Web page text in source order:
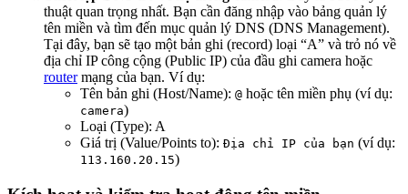
thuật quan trọng nhất. Bạn cần đăng nhập vào bảng quản lý
tên miền và tìm đến mục quản lý DNS (DNS Management).
Tại đây, bạn sẽ tạo một bản ghi (record) loại “A” và trỏ nó về
địa chỉ IP công cộng (Public IP) của đầu ghi camera hoặc
routermạng của bạn. Ví dụ:
Tên bản ghi (Host/Name): @ hoặc tên miền phụ (ví dụ:
camera)
Loại (Type): A
Giá trị (Value/Points to): Địa chỉ IP của bạn (ví dụ:
113.160.20.15)